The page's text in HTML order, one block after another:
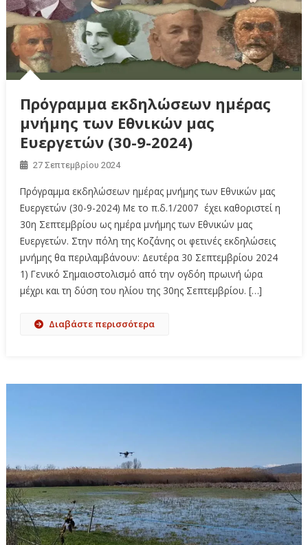
Πρόγραμμα εκδηλώσεων ημέρας
μνήμης των Εθνικών μας
Ευεργετών (30-9-2024)
27 Σεπτεμβρίου 2024
Πρόγραμμα εκδηλώσεων ημέρας μνήμης των Εθνικών μας
Ευεργετών (30-9-2024) Με το π.δ.1/2007 έχει καθοριστεί η
30η Σεπτεμβρίου ως ημέρα μνήμης των Εθνικών μας
Ευεργετών. Στην πόλη της Κοζάνης οι φετινές εκδηλώσεις
μνήμης θα περιλαμβάνουν: Δευτέρα 30 Σεπτεμβρίου 2024
1) Γενικό Σημαιοστολισμό από την ογδόη πρωινή ώρα
μέχρι και τη δύση του ηλίου της 30ης Σεπτεμβρίου. […]
Διαβάστε περισσότερα